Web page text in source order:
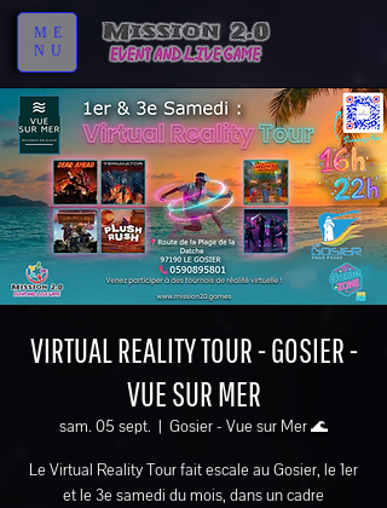
ME
NU
VIRTUAL REALITY TOUR - GOSIER -
VUE SUR MER
sam. 05 sept.
  |
Gosier - Vue sur Mer 🌊
Le Virtual Reality Tour fait escale au Gosier, le 1er
et le 3e samedi du mois, dans un cadre